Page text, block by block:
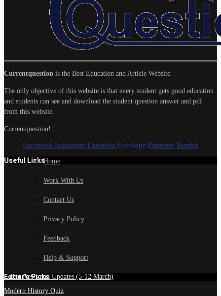
Currentquestion is the Best Education and Article Website.
The only objective of this website is that every student gets good education
and students can see and download the student question answer and pdf
from this website.
Currentquestion!
Facebook Instagram Linkedin Envelope Pinterest Tumblr
Useful LinksHome
Work With Us
Contact Us
Privacy Policy
Feedback
Help & Support
Edtior's Picks
Latest News and Updates (5-12 March)
Modern History Quiz